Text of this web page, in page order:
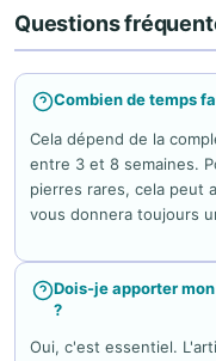
Questions
Combien de temps
Cela dépend de la
entre 3 et 8 semaines.
pierres rares, cela peut
vous donnera toujours
Dois-je apporter
?
Oui, c'est essentiel.